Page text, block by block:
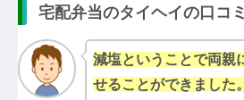
宅配弁当のタイヘイの口コ
減塩ということで両親
せることができました。